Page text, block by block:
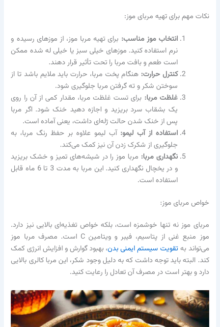
نکات مهم برای تهیه مربای موز:
انتخاب موز مناسب: برای تهیه مربا موز، از موزهای رسیده و
نرم استفاده کنید. موزهای خیلی سبز یا خیلی له شده ممکن
است طعم و بافت مربا را تحت تأثیر قرار دهند.
کنترل حرارت: هنگام پخت مربا، حرارت باید ملایم باشد تا از
سوختن شکر و ته گرفتن مربا جلوگیری شود.
غلظت مربا: برای تست غلظت مربا، مقدار کمی از آن را روی
یک بشقاب سرد بریزید و اجازه دهید خنک شود. اگر مربا
پس از خنک شدن حالت ژله‌ای داشت، یعنی آماده است.
استفاده از آب لیمو: آب لیمو علاوه بر حفظ رنگ مربا، به
جلوگیری از شکرک زدن آن نیز کمک می‌کند.
نگهداری مربا: مربا موز را در شیشه‌های تمیز و خشک بریزید
و در یخچال نگهداری کنید. این مربا به مدت 3 تا 6 ماه قابل
استفاده است.
خواص مربای موز:
مربای موز نه تنها خوشمزه است، بلکه خواص تغذیه‌ای بالایی نیز دارد.
موز منبع غنی از پتاسیم، فیبر و ویتامین C است. مصرف مربا موز
می‌تواند بهتقویت سیستم ایمنی بدن، بهبود گوارش و افزایش انرژی کمک
کند. البته باید توجه داشت که به دلیل وجود شکر، این مربا کالری بالایی
دارد و بهتر است در مصرف آن تعادل را رعایت کنید.